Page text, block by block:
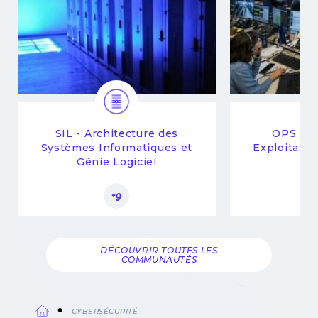
SIL - Architecture des
Systèmes Informatiques et
Génie Logiciel
+9
OPS -
DÉCOUVRIR TOUTES LES
COMMUNAUTÉS
CYBERSÉCURITÉ